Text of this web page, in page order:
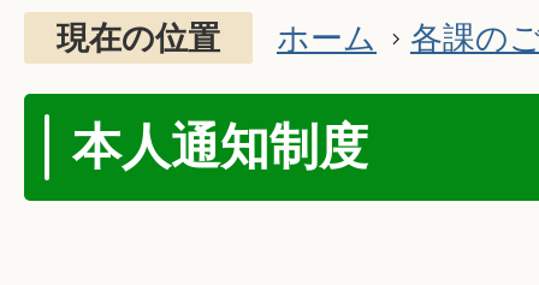
現在の位置 ホーム 各課の
本人通知制度